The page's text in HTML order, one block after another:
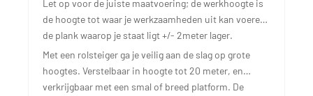
Let op voor de juiste maatvoering; de werkhoogte is
de hoogte tot waar je werkzaamheden uit kan voeren,
de plank waarop je staat ligt +/- 2meter lager.
Met een rolsteiger ga je veilig aan de slag op grote
hoogtes. Verstelbaar in hoogte tot 20 meter, en
verkrijgbaar met een smal of breed platform. De